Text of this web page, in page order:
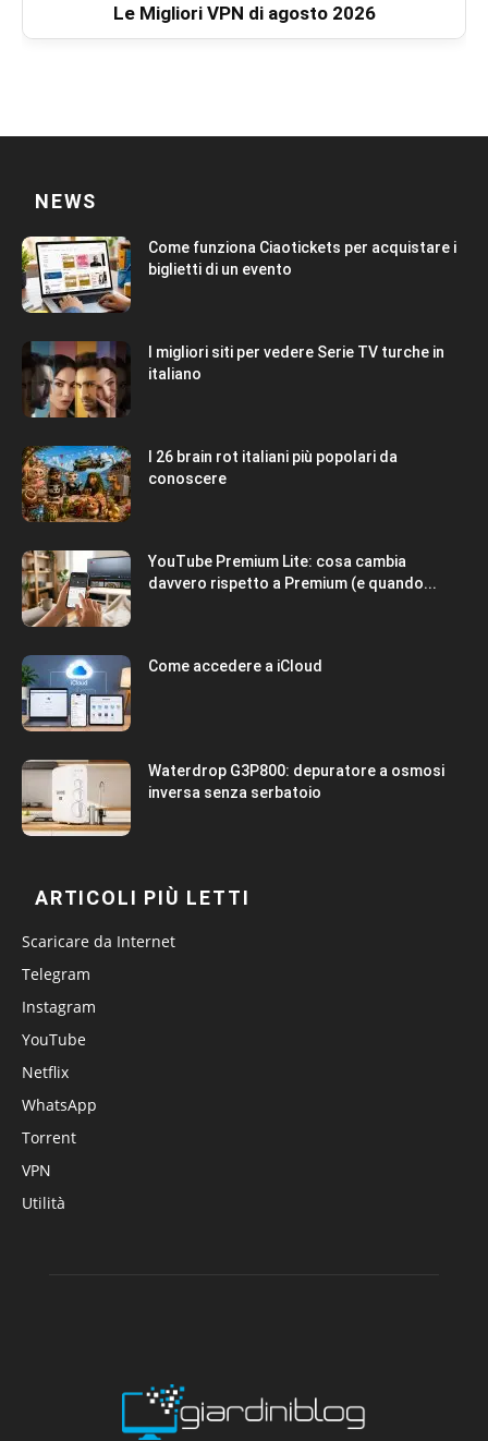
Le Migliori VPN di agosto 2026
NEWS
Come funziona Ciaotickets per acquistare i
biglietti di un evento
I migliori siti per vedere Serie TV turche in
italiano
I 26 brain rot italiani più popolari da
conoscere
YouTube Premium Lite: cosa cambia
davvero rispetto a Premium (e quando...
Come accedere a iCloud
Waterdrop G3P800: depuratore a osmosi
inversa senza serbatoio
ARTICOLI PIÙ LETTI
Scaricare da Internet
Telegram
Instagram
YouTube
Netflix
WhatsApp
Torrent
VPN
Utilità